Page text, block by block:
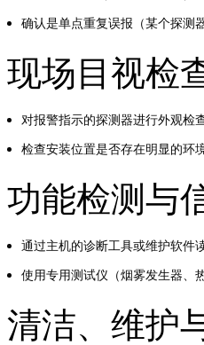
确认是单点重复误报（某个探测
现场目视检
对报警指示的探测器进行外观检
检查安装位置是否存在明显的环
功能检测与
通过主机的诊断工具或维护软件
使用专用测试仪（烟雾发生器、
清洁、维护